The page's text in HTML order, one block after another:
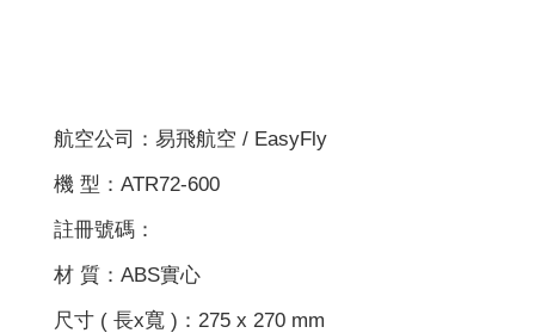
航空公司：易飛航空 / EasyFly
機 型：ATR72-600
註冊號碼：
材 質：ABS實心
尺寸 ( 長x寬 )：275 x 270 mm